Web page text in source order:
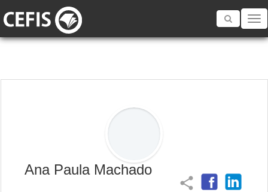
Toggle
Ana Paula Machado
share